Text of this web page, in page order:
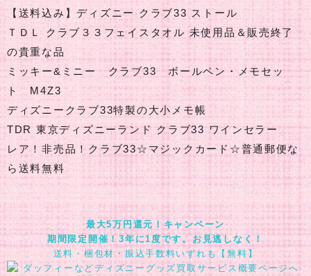
【送料込み】ディズニー クラブ33 ストール
ＴＤＬ クラブ３３フェイスタオル 未使用品＆販売終了
の貴重な品
ミッキー&ミニー クラブ33 ボールペン・メモセッ
ト M4Z3
ディズニークラブ33特製の大小メモ帳
TDR 東京ディズニーランド クラブ33 ワインセラー
レア！非売品！クラブ33☆マジックカード☆普通郵便な
ら送料無料
最大5万円還元！キャンペーン
期間限定開催！3年に1度です。お見逃しなく！
送料・梱包材・振込手数料いずれも【無料】